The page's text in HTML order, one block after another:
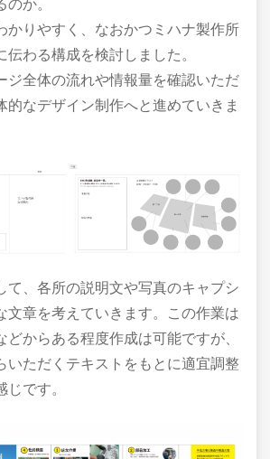
のか。
かりやすく、なおかつミハナ製作所
伝わる構成を検討しました。
ジ全体の流れや情報量を確認いただ
的なデザイン制作へと進めていきま
て、各所の説明文や写真のキャプシ
文章を考えていきます。この作業は
どからある程度作成は可能ですが、
いただくテキストをもとに適宜調整
じです。